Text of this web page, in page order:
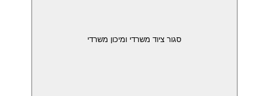
סגור ציוד משרדי ומיכון משרדי